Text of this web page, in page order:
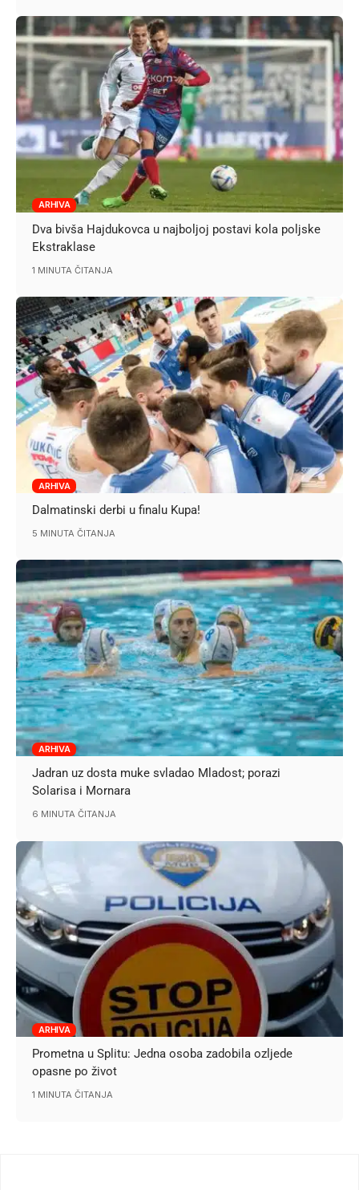
ARHIVA
Dva bivša Hajdukovca u najboljoj postavi kola poljske
Ekstraklase
1 MINUTA ČITANJA
ARHIVA
Dalmatinski derbi u finalu Kupa!
5 MINUTA ČITANJA
ARHIVA
Jadran uz dosta muke svladao Mladost; porazi
Solarisa i Mornara
6 MINUTA ČITANJA
ARHIVA
Prometna u Splitu: Jedna osoba zadobila ozljede
opasne po život
1 MINUTA ČITANJA